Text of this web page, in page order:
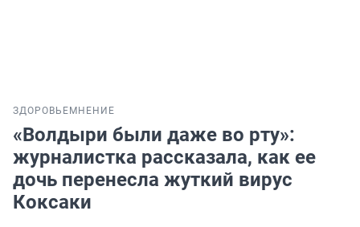
ЗДОРОВЬЕ МНЕНИЕ
«Волдыри были даже во рту»:
журналистка рассказала, как ее
дочь перенесла жуткий вирус
Коксаки